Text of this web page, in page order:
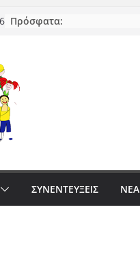
Πρόσφατα:
ΣΥΝΕΝΤΕΥΞΕΙΣ ΝΈΑ